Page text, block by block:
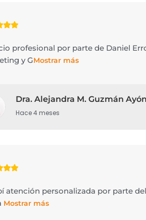
profesional por parte de Daniel
y GMostrar más
Dra. Alejandra M. Guzmán Ayón
Hace 4 meses
atención personalizada por parte
Mostrar más